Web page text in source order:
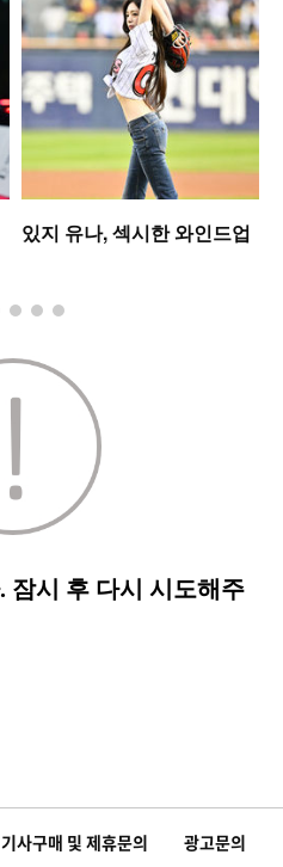
있지 유나, 섹시한 와인드업
기사구매 및 제휴문의 광고문의